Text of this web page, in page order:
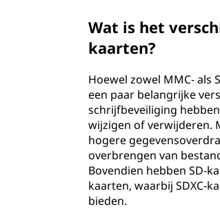
Wat is het
kaarten?
Hoewel zowel MMC-
een paar belangrijke
schrijfbeveiliging
wijzigen of verwijderen.
hogere
overbrengen van
Bovendien hebben SD-
kaarten, waarbij SDXC-
bieden.